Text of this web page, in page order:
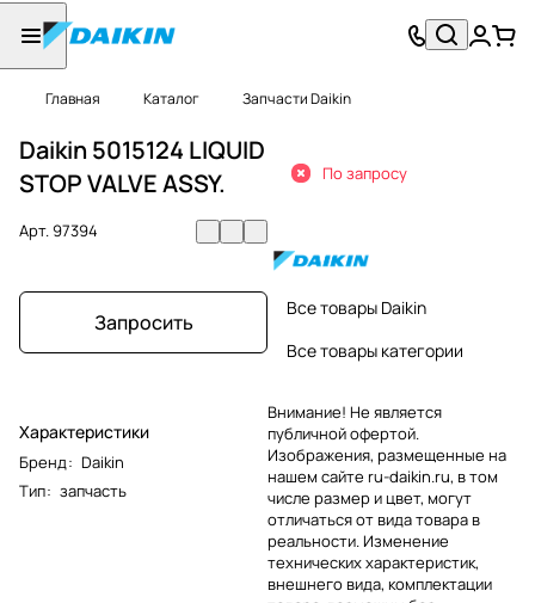
Главная Каталог Запчасти Daikin
Daikin 5015124 LIQUID
STOP VALVE ASSY.
Арт.97394
Запросить
Характеристики
Бренд: Daikin
Тип: запчасть
По запросу
Все товары Daikin
Все товары категории
Внимание! Не является
публичной офертой.
Изображения, размещенные на
нашем сайте ru-daikin.ru, в том
числе размер и цвет, могут
отличаться от вида товара в
реальности. Изменение
технических характеристик,
внешнего вида, комплектации